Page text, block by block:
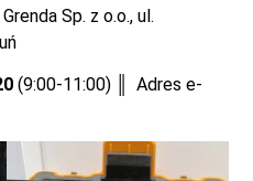
Sp. z o.o., ul.
(9:00-11:00) ║ Adres e-